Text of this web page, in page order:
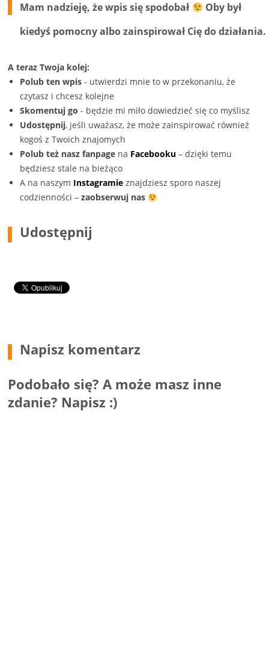
Mam nadzieję, że wpis się spodobał
Oby był
kiedyś pomocny albo zainspirował Cię do działania.
A teraz Twoja kolej:
Polub ten wpis - utwierdzi mnie to w przekonaniu, że
czytasz i chcesz kolejne
Skomentuj go - będzie mi miło dowiedzieć się co myślisz
Udostępnij, jeśli uważasz, że może zainspirować również
kogoś z Twoich znajomych
Polub też nasz fanpage na Facebooku – dzięki temu
będziesz stale na bieżąco
A na naszym Instagramie znajdziesz sporo naszej
codzienności –zaobserwuj nas
Udostępnij
Napisz komentarz
Podobało się? A może masz inne
zdanie? Napisz :)